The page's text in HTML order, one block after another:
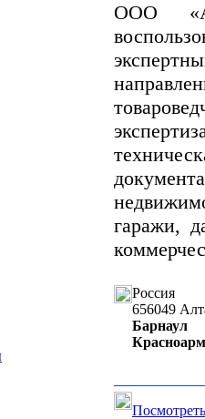
ООО
гаражи,
Россия
656049
Барнаул